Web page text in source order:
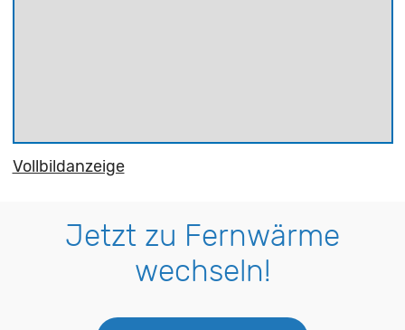
Vollbildanzeige
Jetzt zu Fernwärme
wechseln!